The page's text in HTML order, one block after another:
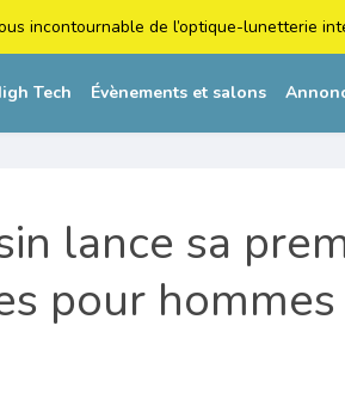
incontournable de l’optique-lunetterie
Tech Évènements et salons
lance sa
pour hommes